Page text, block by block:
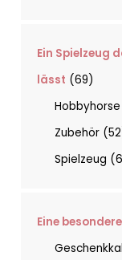
Ein Spielzeug
lässt
69
Hobbyhorse
Zubehör 52
Spielzeug
6
Eine